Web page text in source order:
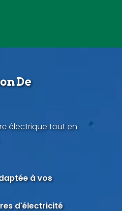
De
électrique tout en
à vos
d'électricité